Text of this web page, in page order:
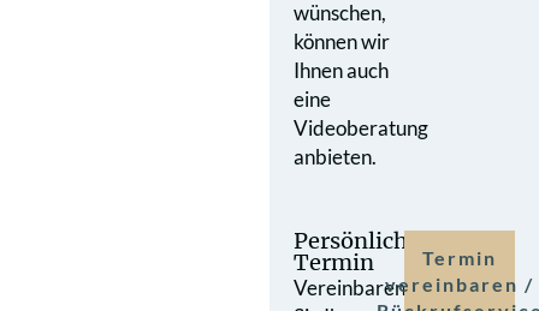
wünschen,
können wir
Ihnen auch
eine
Videoberatung
anbieten.
Persönlicher
Termin
Vereinbaren
Termin
vereinbaren /